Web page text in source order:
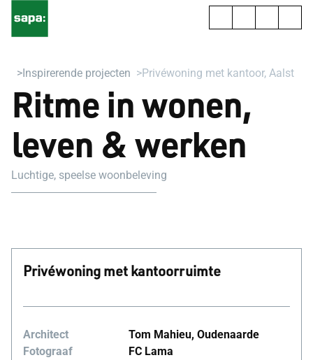
Inspirerende projecten Privéwoning met kantoor, Aalst
Ritme in wonen,
leven & werken
Luchtige, speelse woonbeleving
Privéwoning met kantoorruimte
Architect
Tom Mahieu, Oudenaarde
Fotograaf
FC Lama